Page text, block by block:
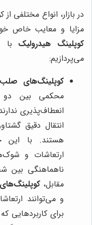
در بازار، انواع مختلفی
مزایا و معایب خاص
کوپلینگ هیدرولیک با
می‌پردازیم:
کوپلینگ‌های
محکمی بین دو
انعطاف‌پذیری
انتقال دقیق
هستند. با این
ارتعاشات و
ناهماهنگی بین
مقابل،
و می‌توانند
برای کاربردهایی